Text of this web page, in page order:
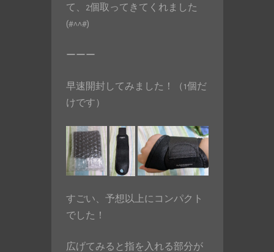
て、2個取ってきてくれました
(#^^#)
ーーー
早速開封してみました！（1個だ
けです）
すごい、予想以上にコンパクト
でした！
広げてみると指を入れる部分が